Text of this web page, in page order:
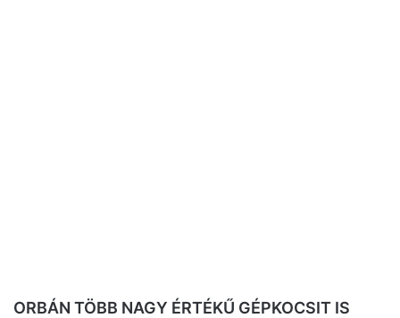
ORBÁN TÖBB NAGY ÉRTÉKŰ GÉPKOCSIT IS